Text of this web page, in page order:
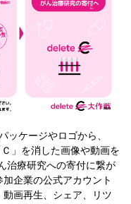
ッケージやロゴから、
Ｃ」を消した画像や動画を
治療研究への寄付に繋が
企業の公式アカウント
画再生、シェア、リツ